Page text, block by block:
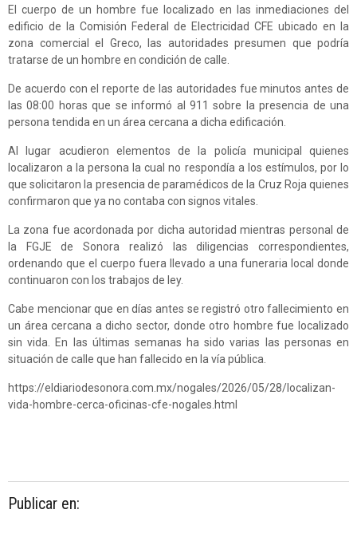
El cuerpo de un hombre fue localizado en las inmediaciones del
edificio de la Comisión Federal de Electricidad CFE ubicado en la
zona comercial el Greco, las autoridades presumen que podría
tratarse de un hombre en condición de calle.
De acuerdo con el reporte de las autoridades fue minutos antes de
las 08:00 horas que se informó al 911 sobre la presencia de una
persona tendida en un área cercana a dicha edificación.
Al lugar acudieron elementos de la policía municipal quienes
localizaron a la persona la cual no respondía a los estímulos, por lo
que solicitaron la presencia de paramédicos de la Cruz Roja quienes
confirmaron que ya no contaba con signos vitales.
La zona fue acordonada por dicha autoridad mientras personal de
la FGJE de Sonora realizó las diligencias correspondientes,
ordenando que el cuerpo fuera llevado a una funeraria local donde
continuaron con los trabajos de ley.
Cabe mencionar que en días antes se registró otro fallecimiento en
un área cercana a dicho sector, donde otro hombre fue localizado
sin vida. En las últimas semanas ha sido varias las personas en
situación de calle que han fallecido en la vía pública.
https://eldiariodesonora.com.mx/nogales/2026/05/28/localizan-
vida-hombre-cerca-oficinas-cfe-nogales.html
Publicar en: